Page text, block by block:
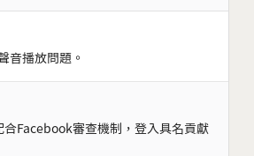
音播放問題。
Facebook審查機制，登入具名貢獻